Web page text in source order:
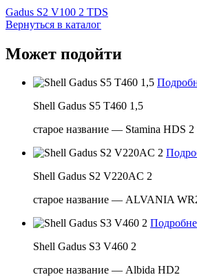
Gadus S2 V100 2 TDS
Вернуться в каталог
Может подойти
Shell Gadus S5 T460 1,5
старое название — Stamina HDS 2
Shell Gadus S2 V220AC 2
старое название — ALVANIA
Shell Gadus S3 V460 2
старое название — Albida HD2